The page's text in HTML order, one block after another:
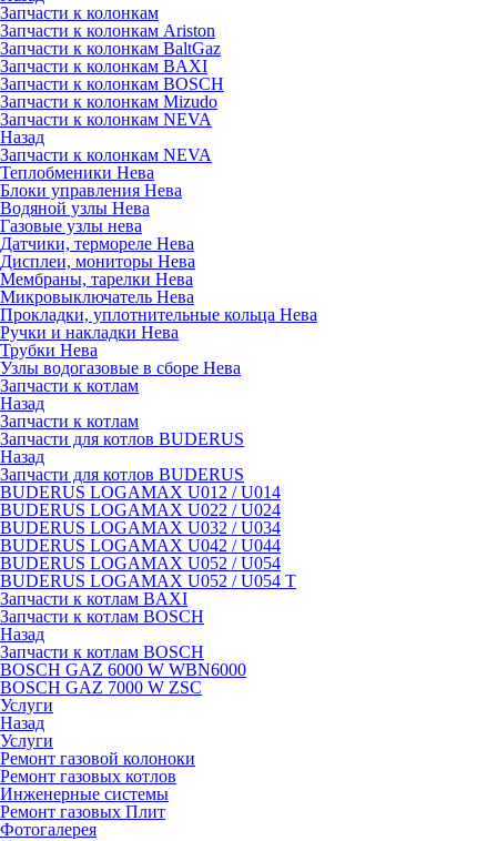
Запчасти к колонкам
Запчасти к колонкам Ariston
Запчасти к колонкам BaltGaz
Запчасти к колонкам BAXI
Запчасти к колонкам BOSCH
Запчасти к колонкам Mizudo
Запчасти к колонкам NEVA
Назад
Запчасти к колонкам NEVA
Теплобменики Нева
Блоки управления Нева
Водяной узлы Нева
Газовые узлы нева
Датчики, термореле Нева
Дисплеи, мониторы Нева
Мембраны, тарелки Нева
Микровыключатель Нева
Прокладки, уплотнительные кольца Нева
Ручки и накладки Нева
Трубки Нева
Узлы водогазовые в сборе Нева
Запчасти к котлам
Назад
Запчасти к котлам
Запчасти для котлов BUDERUS
Назад
Запчасти для котлов BUDERUS
BUDERUS LOGAMAX U012 / U014
BUDERUS LOGAMAX U022 / U024
BUDERUS LOGAMAX U032 / U034
BUDERUS LOGAMAX U042 / U044
BUDERUS LOGAMAX U052 / U054
BUDERUS LOGAMAX U052 / U054 T
Запчасти к котлам BAXI
Запчасти к котлам BOSCH
Назад
Запчасти к котлам BOSCH
BOSCH GAZ 6000 W WBN6000
BOSCH GAZ 7000 W ZSC
Услуги
Назад
Услуги
Ремонт газовой колоноки
Ремонт газовых котлов
Инженерные системы
Ремонт газовых Плит
Фотогалерея